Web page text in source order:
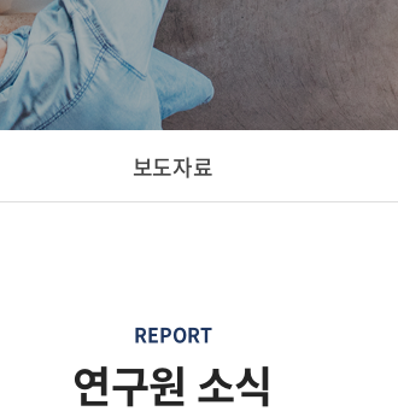
보도자료
REPORT
연구원 소식